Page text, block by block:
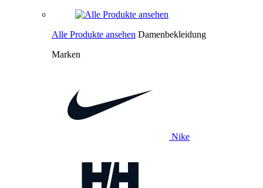
Alle Produkte ansehen Damenbekleidung
Marken
Nike